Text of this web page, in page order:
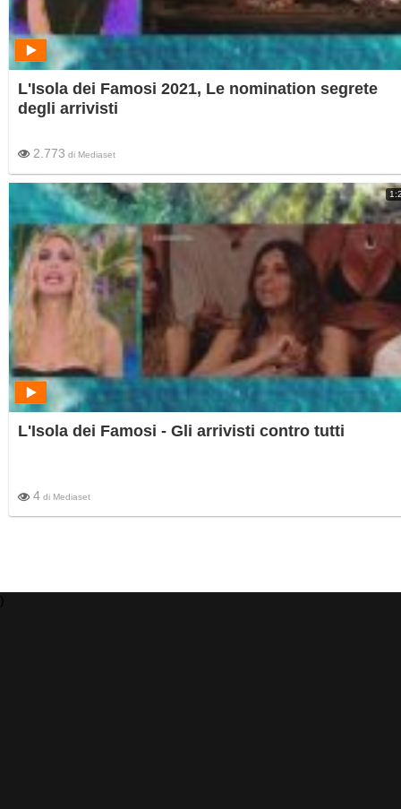
L'Isola dei Famosi 2021, Le nomination segrete
degli arrivisti
2.773 di Mediaset
L'Isola dei Famosi - Gli arrivisti contro tutti
4 di Mediaset